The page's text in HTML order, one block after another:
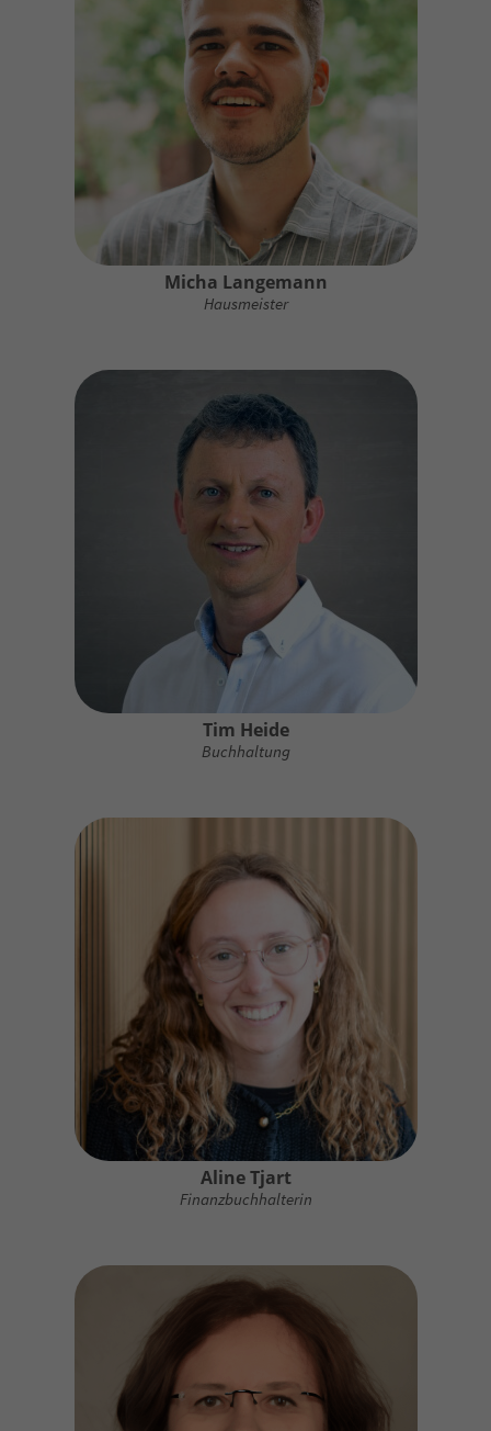
Micha Langemann
Hausmeister
Tim Heide
Buchhaltung
Aline Tjart
Finanzbuchhalterin